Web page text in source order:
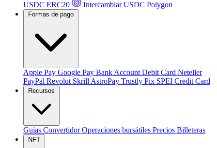
USDC ERC20
Intercambiar USDC Polygon
Formas de pago
Apple Pay Google Pay Bank Account Debit Card Neteller
PayPal Revolut Skrill AstroPay Trustly Pix SPEI Credit Card
Recursos
Guías ConvertidorOperaciones bursátiles Precios Billeteras
NFT